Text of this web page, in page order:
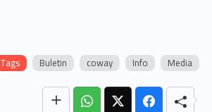
Tags: Buletin coway Info Media